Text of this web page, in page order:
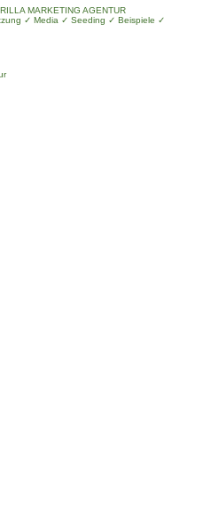
MARKETING AGENTUR
✓ Media ✓ Seeding ✓ Beispiele ✓